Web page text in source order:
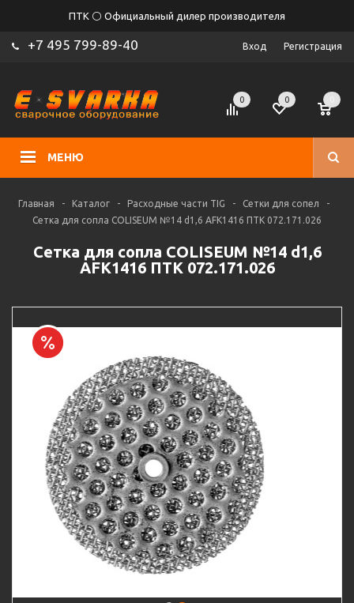
ПТК ⚪ Официальный дилер производителя
+7 495 799-89-40 Вход Регистрация
МЕНЮ
0 0
Главная - Каталог - Расходные части TIG - Сетки для сопел
-
Сетка для сопла COLISEUM №14 d1,6 AFK1416 ПТК 072.171.026
Сетка для сопла COLISEUM №14 d1,6
AFK1416 ПТК 072.171.026